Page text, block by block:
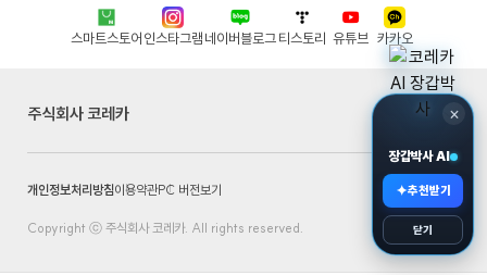
×
장갑박사 AI
✦추천받기
닫기
스마트스토어인스타그램네이버블로그티스토리 유튜브 카카오
주식회사 코레카
개인정보처리방침이용약관PC 버전보기
Copyright ⓒ 주식회사 코레카. All rights reserved.